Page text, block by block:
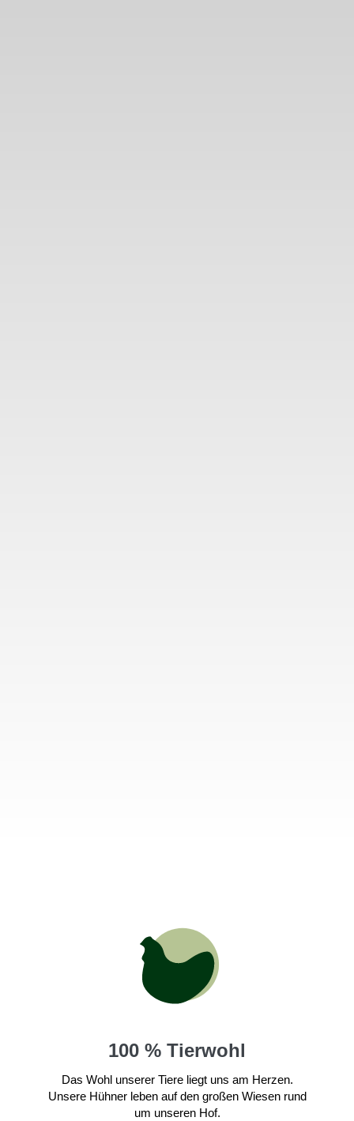
100 % Tierwohl
Das Wohl unserer Tiere liegt uns am Herzen.
Unsere Hühner leben auf den großen Wiesen rund
um unseren Hof.